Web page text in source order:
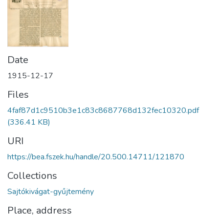
Date
1915-12-17
Files
4faf87d1c9510b3e1c83c8687768d132fec10320.pdf
(336.41 KB)
URI
https://bea.fszek.hu/handle/20.500.14711/121870
Collections
Sajtókivágat-gyűjtemény
Place, address